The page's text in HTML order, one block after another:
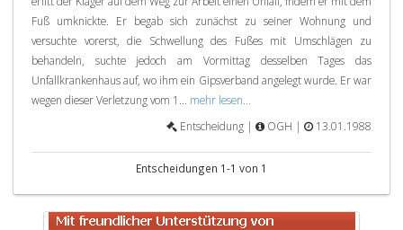
Fuß umknickte. Er begab sich zunächst zu seiner Wohnung und
versuchte vorerst, die Schwellung des Fußes mit Umschlägen zu
behandeln, suchte jedoch am Vormittag desselben Tages das
Unfallkrankenhaus auf, wo ihm ein Gipsverband angelegt wurde. Er war
wegen dieser Verletzung vom 1... mehr lesen...
Entscheidung |
OGH | 13.01.1988
Entscheidungen 1-1 von 1